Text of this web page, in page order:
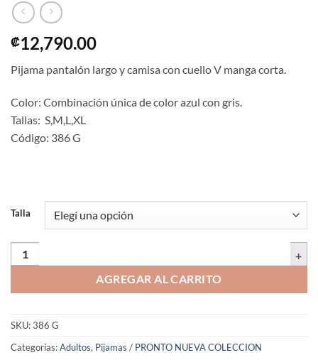
₡12,790.00
Pijama pantalón largo y camisa con cuello V manga corta.
Color: Combinación única de color azul con gris.
Tallas: S,M,L,XL
Código: 386 G
Talla
Pijama pantalón largo camisa cuello V | 386 G | Tallas S,M,L,XL
AGREGAR AL CARRITO
SKU:386 G
Categorías:Adultos, Pijamas / PRONTO NUEVA COLECCION